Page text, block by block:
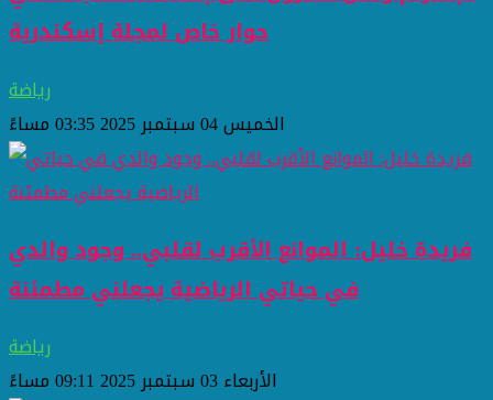
حوار خاص لمجلة إسكندرية
رياضة
الخميس 04 سبتمبر 2025 03:35 مساءً
فريدة خليل: الموانع الأقرب لقلبي.. وجود والدي
في حياتي الرياضية يجعلني مطمئنة
رياضة
الأربعاء 03 سبتمبر 2025 09:11 مساءً